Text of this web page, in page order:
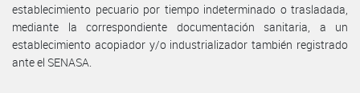
establecimiento pecuario por tiempo indeterminado o trasladada,
mediante la correspondiente documentación sanitaria, a un
establecimiento acopiador y/o industrializador también registrado
ante el SENASA.